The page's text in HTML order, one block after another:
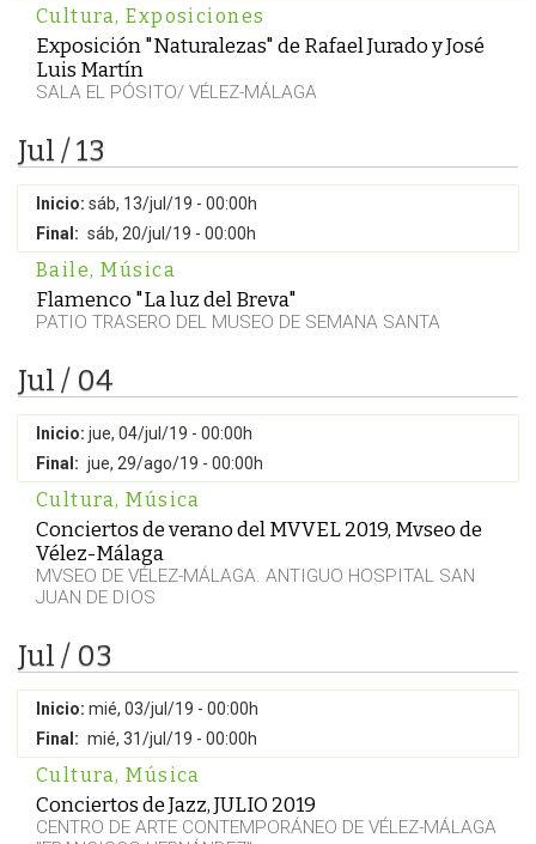
Cultura, Exposiciones
Exposición "Naturalezas" de Rafael Jurado y José
Luis Martín
SALA EL PÓSITO/ VÉLEZ-MÁLAGA
Jul / 13
Inicio: sáb, 13/jul/19 - 00:00h
Final: sáb, 20/jul/19 - 00:00h
Baile, Música
Flamenco "La luz del Breva"
PATIO TRASERO DEL MUSEO DE SEMANA SANTA
Jul / 04
Inicio: jue, 04/jul/19 - 00:00h
Final: jue, 29/ago/19 - 00:00h
Cultura, Música
Conciertos de verano del MVVEL 2019, Mvseo de
Vélez-Málaga
MVSEO DE VÉLEZ-MÁLAGA. ANTIGUO HOSPITAL SAN
JUAN DE DIOS
Jul / 03
Inicio: mié, 03/jul/19 - 00:00h
Final: mié, 31/jul/19 - 00:00h
Cultura, Música
Conciertos de Jazz, JULIO 2019
CENTRO DE ARTE CONTEMPORÁNEO DE VÉLEZ-MÁLAGA